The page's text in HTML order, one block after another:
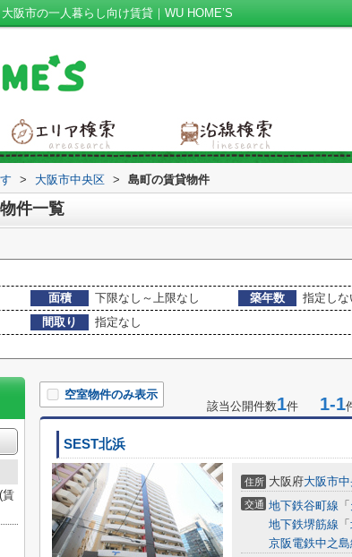
阪市の一人暮らし向け賃貸｜WU HOME’S
> 大阪市中央区 > 島町の賃貸物件
件一覧
面積 下限なし～上限なし 築年数
指定しな
間取り
指定なし
空室物件のみ表示
該当公開件数1件 1-1
SEST北浜
住所 大阪府大阪市
交通 地下鉄谷町線 「
地下鉄堺筋線 「
京阪電鉄中之島
賃